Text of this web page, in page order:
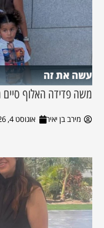
עשה את זה
משה פדידה האלוף סיים
מירב בן יאיר אוגוסט 4, 2026